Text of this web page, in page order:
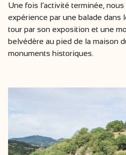
Une fois l’activité terminée,
expérience par une balade dans
tour par son exposition et une
belvédère au pied de la maison
monuments historiques.